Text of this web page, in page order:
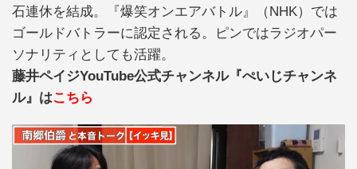
石連休を結成。『爆笑オンエアバトル』（NHK）では
ゴールドバトラーに認定される。ピンではラジオパー
ソナリティとしても活躍。
藤井ペイジYouTube公式チャンネル『ぺいじチャンネ
ル』はこちら